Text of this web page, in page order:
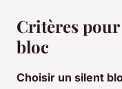
Critères
bloc
Choisir un silent